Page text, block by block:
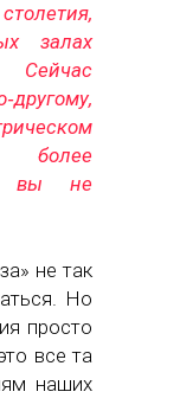
залах
вы не
не так
Но
просто
все та
наших